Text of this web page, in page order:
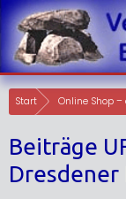
Skip
to
content
Start Online Shop
Beiträge
Dresdener